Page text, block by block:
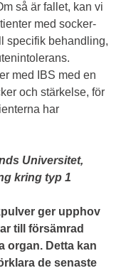
så är fallet, kan vi
med socker-
specifik behandling,
med IBS med en
och stärkelse, för
har
Universitet,
kring typ 1
ger upphov
till försämrad
organ. Detta kan
de senaste